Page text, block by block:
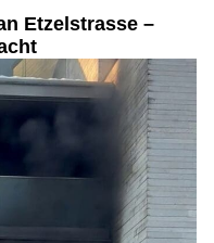
Etzelstrasse –